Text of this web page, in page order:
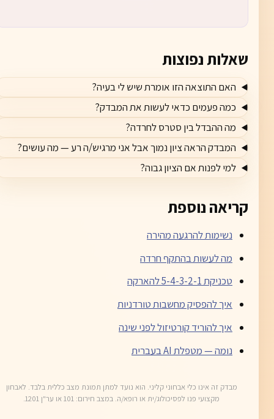
שאלות נפוצות
האם התוצאה הזו אומרת שיש לי בעיה?
כמה פעמים כדאי לעשות את המבדק?
מה ההבדל בין סטרס לחרדה?
המבדק הראה ציון נמוך אבל אני מרגיש/ה רע — מה עושים?
למי לפנות אם הציון גבוה?
קריאה נוספת
נשימות להרגעה מהירה
מה לעשות בהתקף חרדה
טכניקת 5-4-3-2-1 להארקה
איך להפסיק מחשבות טורדניות
איך להוריד קורטיזול לפני שינה
נומה — מטפלת AI בעברית
מבדק זה אינו כלי אבחוני קליני. הוא נועד למתן תמונת מצב כללית בלבד. לאבחון
מקצועי פנו לפסיכולוג/ית או רופא/ה. במצב חירום: 101 או ער"ן 1201.